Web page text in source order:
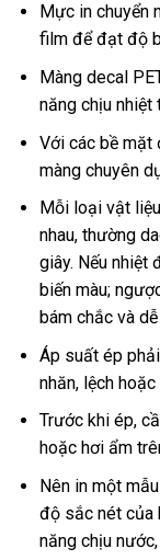
Mực in chuyển
film để đạt độ
Màng decal
năng chịu nhiệt
Với các bề mặt
màng chuyên
Mỗi loại vật
nhau, thường
giây. Nếu nhiệt
biến màu;
bám chắc và
Áp suất ép
nhăn, lệch
Trước khi ép,
hoặc hơi ẩm
Nên in một
độ sắc nét của
năng chịu